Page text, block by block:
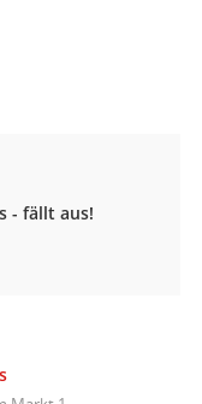
- fällt aus!